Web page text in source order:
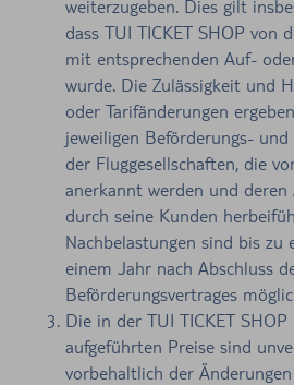
weiterzugeben. Dies gilt
dass TUI TICKET SHOP von
mit entsprechenden Auf-
wurde. Die Zulässigkeit und
oder Tarifänderungen
jeweiligen Beförderungs- und
der Fluggesellschaften, die
anerkannt werden und deren
durch seine Kunden
Nachbelastungen sind bis zu
einem Jahr nach Abschluss
Beförderungsvertrages
Die in der TUI TICKET
aufgeführten Preise sind
vorbehaltlich der